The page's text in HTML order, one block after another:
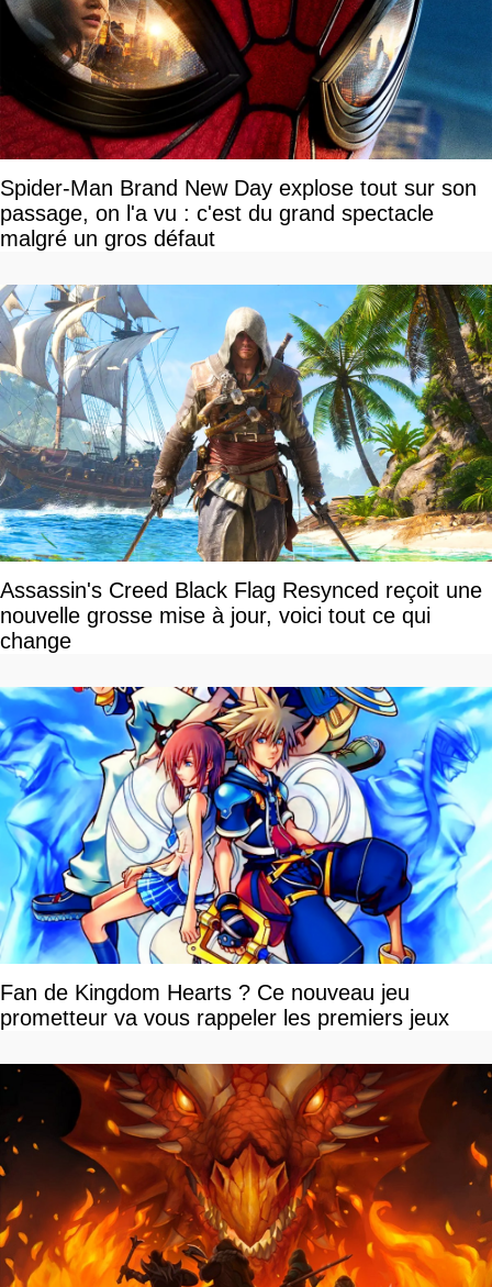
Spider-Man Brand New Day explose tout sur son
passage, on l'a vu : c'est du grand spectacle
malgré un gros défaut
Assassin's Creed Black Flag Resynced reçoit une
nouvelle grosse mise à jour, voici tout ce qui
change
Fan de Kingdom Hearts ? Ce nouveau jeu
prometteur va vous rappeler les premiers jeux